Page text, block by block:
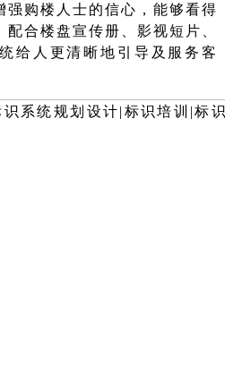
强购楼人士的信心，能够看得
合楼盘宣传册、影视短片、
给人更清晰地引导及服务客